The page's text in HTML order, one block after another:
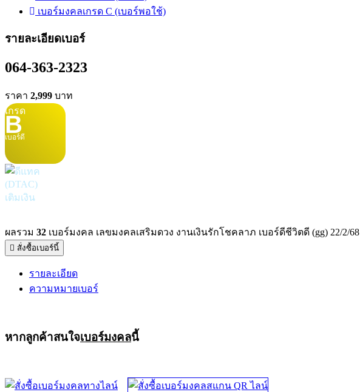
เบอร์มงคลเกรด C (เบอร์พอใช้)
รายละเอียดเบอร์
064-363-2323
ราคา 2,999 บาท
เกรด
B
เบอร์ดี
เติมเงิน
ผลรวม 32 เบอร์มงคล เลขมงคลเสริมดวง งานเงินรักโชคลาภ เบอร์ดีชีวิตดี (gg) 22/2/68
สั่งซื้อเบอร์นี้
รายละเอียด
ความหมายเบอร์
หากลูกค้าสนใจเบอร์มงคลนี้